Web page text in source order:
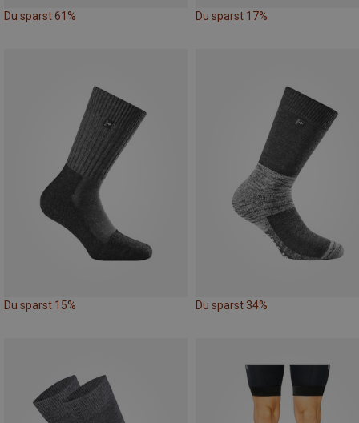
Du sparst 61% Du sparst 17%
Du sparst 15% Du sparst 34%